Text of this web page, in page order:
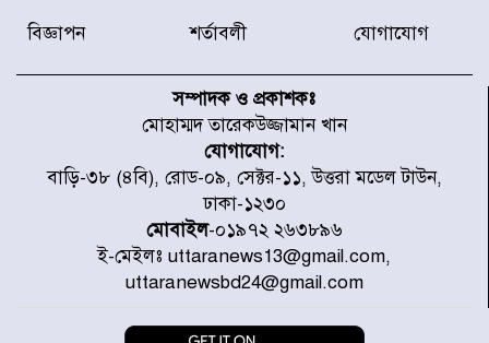
শহীদের তালিকা প্রকাশ করল JRA
জুলাই গণঅভ্যুত্থানে উত্তরায় সর্বকনিষ্ঠ
শহীদ জাবির ইব্রাহীম: এক শিশুর রক্তে
লেখা ইতিহাস
রাজধানীতে আজ বৃষ্টির সম্ভাবনা, যা
জানাল আবহাওয়া অধিদপ্তর
বিজ্ঞাপন শর্তাবলী যোগাযোগ
সম্পাদক ও প্রকাশকঃ
মোহাম্মদ তারেকউজ্জামান খান
যোগাযোগ:
বাড়ি-৩৮ (৪বি), রোড-০৯, সেক্টর-১১, উত্তরা মডেল টাউন,
ঢাকা-১২৩০
মোবাইল-০১৯৭২ ২৬৩৮৯৬
ই-মেইলঃ uttaranews13@gmail.com,
uttaranewsbd24@gmail.com